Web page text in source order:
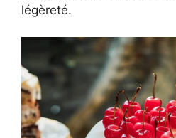
légèreté.